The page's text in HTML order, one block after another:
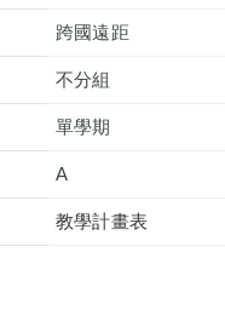
跨國遠距
不分組
單學期
A
教學計畫表